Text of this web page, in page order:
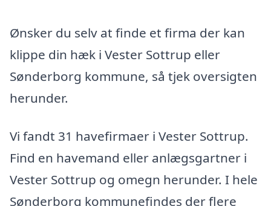
Ønsker du selv at finde et firma der kan
klippe din hæk i Vester Sottrup eller
Sønderborg kommune, så tjek oversigten
herunder.
Vi fandt 31 havefirmaer i Vester Sottrup.
Find en havemand eller anlægsgartner i
Vester Sottrup og omegn herunder. I hele
Sønderborg kommunefindes der flere